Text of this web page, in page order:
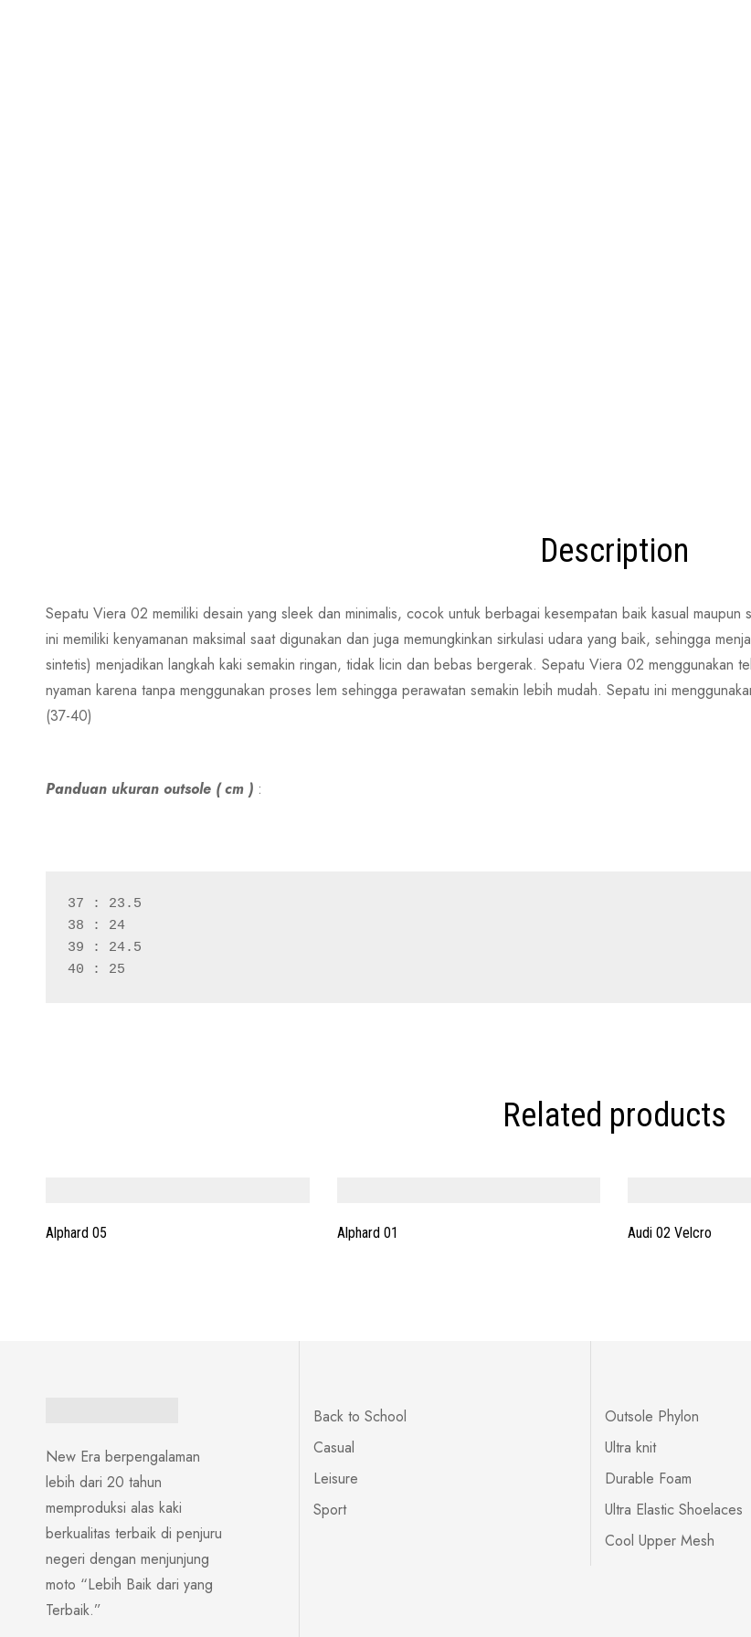
Description
Sepatu Viera 02 memiliki desain yang sleek dan minimalis, cocok untuk berbagai kesempatan baik kasual
ini memiliki kenyamanan maksimal saat digunakan dan juga memungkinkan sirkulasi udara yang baik, sehingga
sintetis) menjadikan langkah kaki semakin ringan, tidak licin dan bebas bergerak. Sepatu Viera 02 menggunakan
nyaman karena tanpa menggunakan proses lem sehingga perawatan semakin lebih mudah. Sepatu ini
(37-40)
Panduan ukuran outsole ( cm ) :
37 : 23.5
38 : 24
39 : 24.5
40 : 25
Related products
Alphard 05 Alphard 01 Audi 02 Velcro
New Era berpengalaman
lebih dari 20 tahun
memproduksi alas kaki
berkualitas terbaik di penjuru
negeri dengan menjunjung
moto “Lebih Baik dari yang
Terbaik.”
Back to School
Casual
Leisure
Sport
Outsole Phylon
Ultra knit
Durable Foam
Ultra Elastic Shoelaces
Cool Upper Mesh